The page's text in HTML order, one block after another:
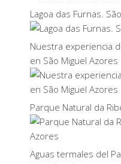
Lagoa das Furnas.
Nuestra experiencia
en São Miguel Azores
Parque Natural da
Aguas termales del